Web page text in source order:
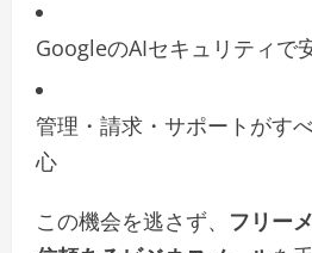
GoogleのAIセキュリティで
管理・請求・サポートがす
心
この機会を逃さず、 フリー